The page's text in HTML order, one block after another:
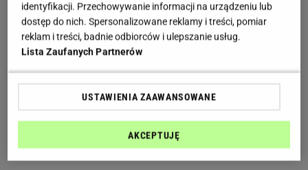
identyfikacji. Przechowywanie informacji na urządzeniu lub
dostęp do nich. Spersonalizowane reklamy i treści, pomiar
reklam i treści, badnie odbiorców i ulepszanie usług.
Lista Zaufanych Partnerów
USTAWIENIA ZAAWANSOWANE
AKCEPTUJĘ